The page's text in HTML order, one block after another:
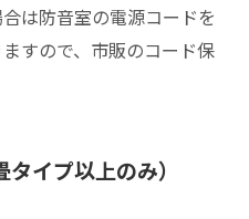
は防音室の電源コードを
すので、市販のコード保
イプ以上のみ）